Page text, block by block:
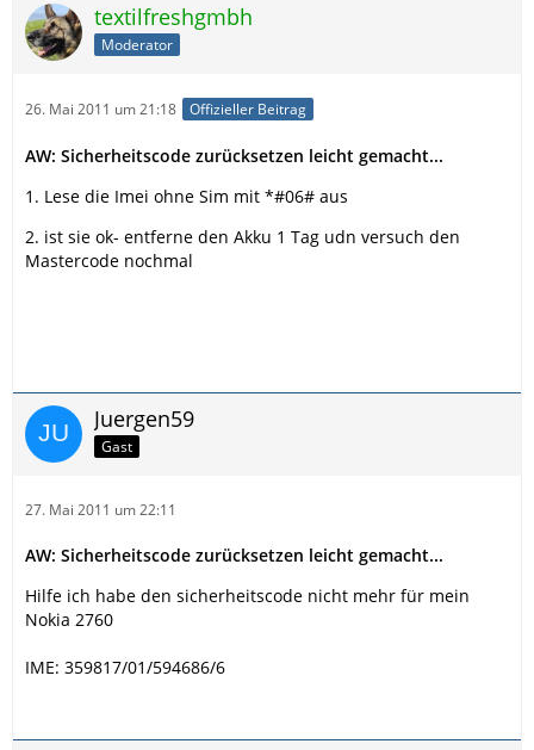
textilfreshgmbh
Moderator
26. Mai 2011 um 21:18 Offizieller Beitrag
AW: Sicherheitscode zurücksetzen leicht gemacht...
1. Lese die Imei ohne Sim mit *#06# aus
2. ist sie ok- entferne den Akku 1 Tag udn versuch den
Mastercode nochmal
Juergen59
Gast
27. Mai 2011 um 22:11
AW: Sicherheitscode zurücksetzen leicht gemacht...
Hilfe ich habe den sicherheitscode nicht mehr für mein
Nokia 2760
IME: 359817/01/594686/6